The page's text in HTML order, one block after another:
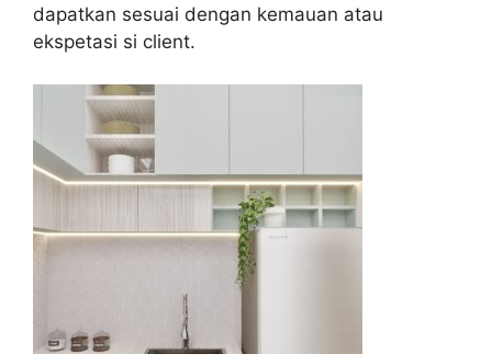
dapatkan sesuai dengan kemauan atau
ekspetasi si client.